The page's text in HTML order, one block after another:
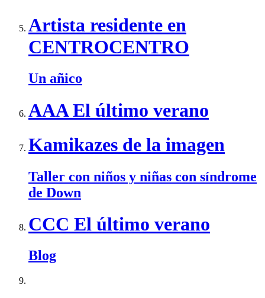
Artista residente en
CENTROCENTRO
Un añico
AAA El último verano
Kamikazes de la imagen
Taller con niños y niñas con síndrome
de Down
CCC El último verano
Blog